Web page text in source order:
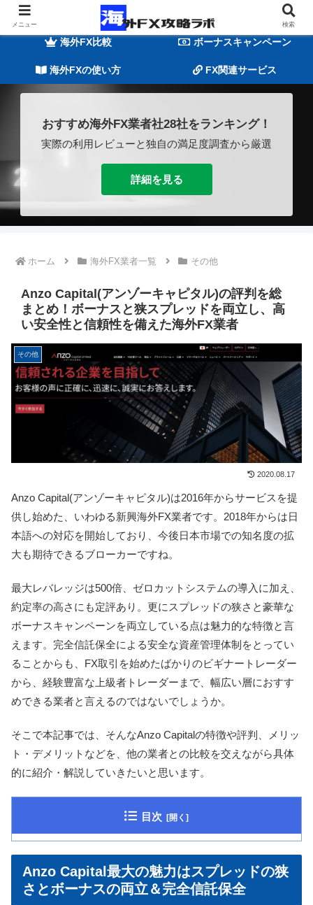
海外FXの基礎知識
海外FX比較 ボーナスキャンペーン
海外FXの使い方 FX関連サービス
おすすめ海外FX業者社28社をランキング！
実際の利用レビューと独自の満足度調査から厳選
詳細を見る
ホーム 海外FX業者一覧 その他
Anzo Capital(アンゾーキャピタル)の評判を総
まとめ！ボーナスと狭スプレッドを両立し、高
い安全性と信頼性を備えた海外FX業者
その他
2020.08.17
Anzo Capital(アンゾーキャピタル)は2016年からサービスを提
供し始めた、いわゆる新興海外FX業者です。 2018年からは日
本語への対応を開始しており、今後日本市場での知名度の拡
大も期待できるブローカーですね。
最大レバレッジは500倍、ゼロカットシステムの導入に加え、
約定率の高さにも定評あり。 更にスプレッドの狭さと豪華な
ボーナスキャンペーンを両立している点は魅力的な特徴と言
えます。完全信託保全による安全な資産管理体制をとってい
ることからも、 FX取引を始めたばかりのビギナートレーダー
から、経験豊富な上級者トレーダーまで、幅広い層におすす
めできる業者と言えるのではないでしょうか。
そこで本記事では、そんなAnzo Capitalの特徴や評判、メリッ
ト・デメリットなどを、他の業者との比較を交えながら具体
的に紹介・解説していきたいと思います。
目次
Anzo Capital最大の魅力はスプレッドの狭
さとボーナスの両立＆完全信託保全
メニュー 検索